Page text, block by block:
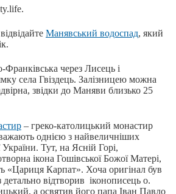
Манявський водоспад, який
Франківська через Лисець і
села Гвіздець. Залізницею можна
звідки до Маняви близько 25
– греко-католицький монастир
однією з найвеличніших
України. Тут, на Ясній Горі,
ікона Гошівської Божої Матері,
«Цариця Карпат». Хоча оригінал був
детально відтворив іконописець о.
а освятив його папа Іван Павло